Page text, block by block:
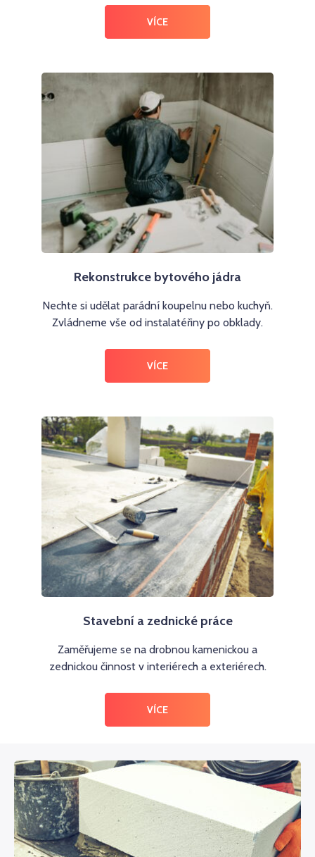
VÍCE
Rekonstrukce bytového jádra
Nechte si udělat parádní koupelnu nebo kuchyň.
Zvládneme vše od instalatéřiny po obklady.
VÍCE
Stavební a zednické práce
Zaměřujeme se na drobnou kamenickou a
zednickou činnost v interiérech a exteriérech.
VÍCE